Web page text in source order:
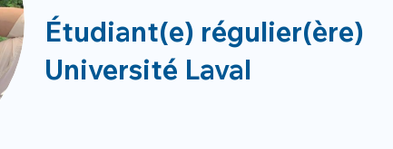
Étudiant(e) régulier(ère)
Université Laval